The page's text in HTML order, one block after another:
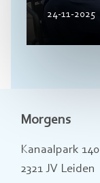
24-11-2025
Morgens
Kanaalpark 140
2321 JV Leiden